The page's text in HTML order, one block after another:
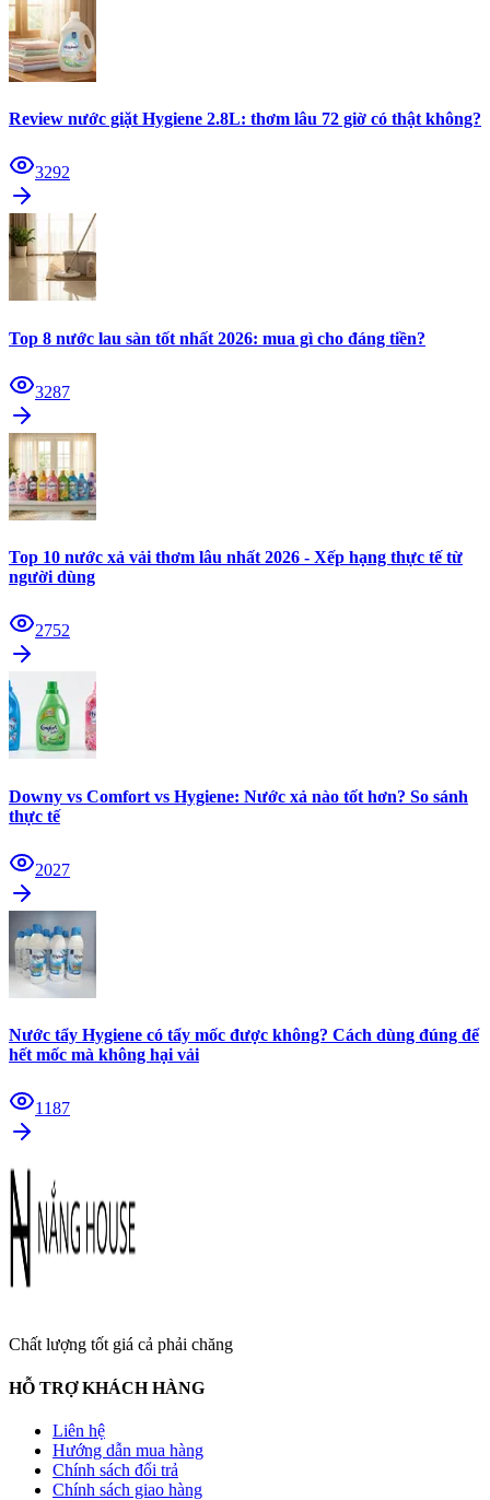
Review nước giặt Hygiene 2.8L: thơm lâu 72 giờ có thật không?
3292
Top 8 nước lau sàn tốt nhất 2026: mua gì cho đáng tiền?
3287
Top 10 nước xả vải thơm lâu nhất 2026 - Xếp hạng thực tế từ
người dùng
2752
Downy vs Comfort vs Hygiene: Nước xả nào tốt hơn? So sánh
thực tế
2027
Nước tẩy Hygiene có tẩy mốc được không? Cách dùng đúng để
hết mốc mà không hại vải
1187
Chất lượng tốt giá cả phải chăng
HỖ TRỢ KHÁCH HÀNG
Liên hệ
Hướng dẫn mua hàng
Chính sách đổi trả
Chính sách giao hàng